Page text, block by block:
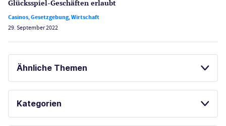
Glücksspiel-Geschäften erlaubt
Casinos,Gesetzgebung,Wirtschaft
29. September 2022
Ähnliche Themen
SPIELAUTOMATEN
ONLINE SPIELOTHEKEN
Kategorien